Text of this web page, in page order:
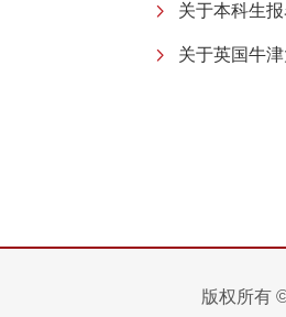
关于本科生
关于英国牛
版权所有